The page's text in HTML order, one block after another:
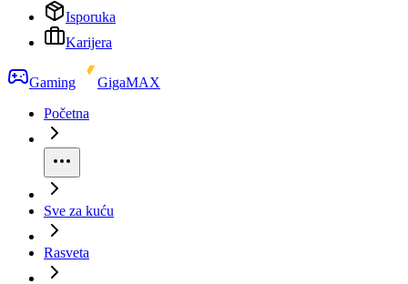
Isporuka
Karijera
Gaming
GigaMAX
Početna
Sve za kuću
Rasveta